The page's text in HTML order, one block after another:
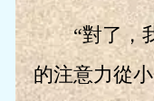
“對了，我
的注意力從